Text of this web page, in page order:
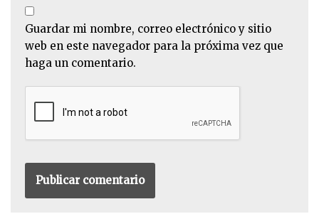
Guardar mi nombre, correo electrónico y sitio
web en este navegador para la próxima vez que
haga un comentario.